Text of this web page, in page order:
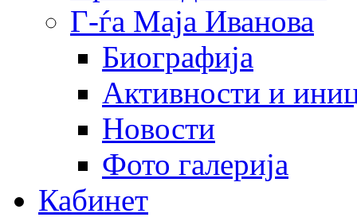
Г-ѓа Маја Иванова
Биографија
Активности и
Новости
Фото галерија
Кабинет